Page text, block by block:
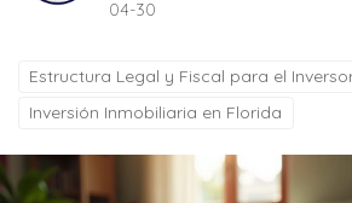
04-30
Estructura Legal y Fiscal para el
Inversión Inmobiliaria en Florida